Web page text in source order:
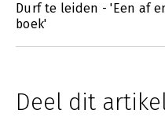
Durf te leiden - 'Een af
boek'
Deel dit